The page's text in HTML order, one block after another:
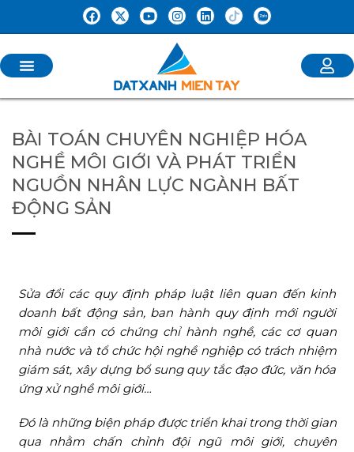
BÀI TOÁN CHUYÊN NGHIỆP HÓA
NGHỀ MÔI GIỚI VÀ PHÁT TRIỂN
NGUỒN NHÂN LỰC NGÀNH BẤT
ĐỘNG SẢN
Sửa đổi các quy định pháp luật liên quan đến kinh
doanh bất động sản, ban hành quy định mới người
môi giới cần có chứng chỉ hành nghề, các cơ quan
nhà nước và tổ chức hội nghề nghiệp có trách nhiệm
giám sát, xây dựng bổ sung quy tắc đạo đức, văn hóa
ứng xử nghề môi giới…
Đó là những biện pháp được triển khai trong thời gian
qua nhằm chấn chỉnh đội ngũ môi giới, chuyên